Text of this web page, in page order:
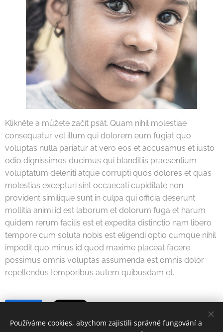
Klikněte a můžete začít psát. Quam nihil molestiae
consequatur vel illum qui dolorem eum fugiat quo
voluptas nulla pariatur at vero eos et accusamus et iusto
odio dignissimos ducimus qui blanditiis praesentium
voluptatum deleniti atque corrupti quos dolores et quas
molestias excepturi sint occaecati cupiditate non
provident similique sunt in culpa qui officia deserunt
mollitia animi id est laborum et dolorum fuga et harum
quidem rerum facilis est et expedita distinctio nam libero
tempore cum soluta nobis est eligendi optio cumque nihil
impedit quo minus id quod maxime placeat facere
possimus omnis voluptas assumenda est omnis dolor
repellendus temporibus autem quibusdam et.
Používáme cookies, abychom zajistili správné fungování a